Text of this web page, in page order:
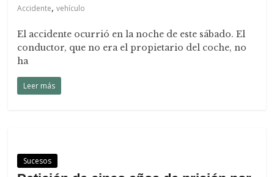
Accidente,vehículo
El accidente ocurrió en la noche de este sábado. El
conductor, que no era el propietario del coche, no
ha
Leer más
Sucesos